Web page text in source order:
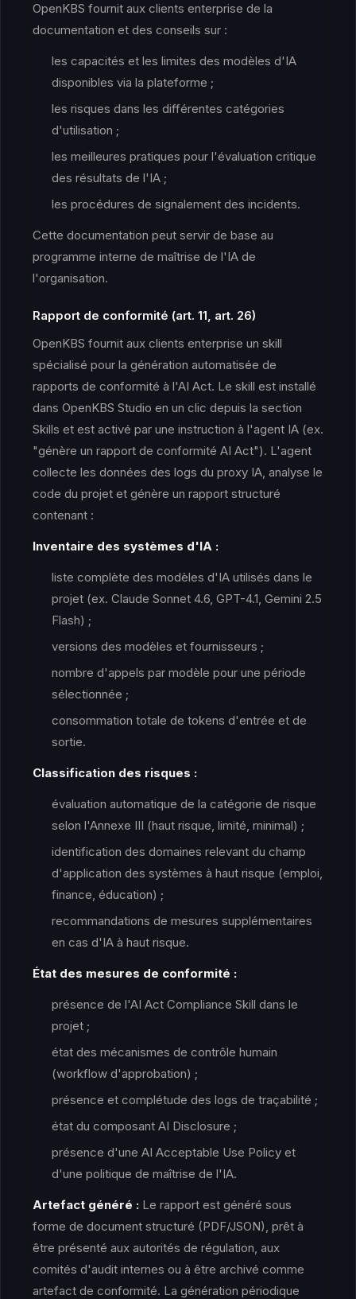
OpenKBS fournit aux clients enterprise de la
documentation et des conseils sur :
les capacités et les limites des modèles d'IA
disponibles via la plateforme ;
les risques dans les différentes catégories
d'utilisation ;
les meilleures pratiques pour l'évaluation critique
des résultats de l'IA ;
les procédures de signalement des incidents.
Cette documentation peut servir de base au
programme interne de maîtrise de l'IA de
l'organisation.
Rapport de conformité (art. 11, art. 26)
OpenKBS fournit aux clients enterprise un skill
spécialisé pour la génération automatisée de
rapports de conformité à l'AI Act. Le skill est installé
dans OpenKBS Studio en un clic depuis la section
Skills et est activé par une instruction à l'agent IA (ex.
"génère un rapport de conformité AI Act"). L'agent
collecte les données des logs du proxy IA, analyse le
code du projet et génère un rapport structuré
contenant :
Inventaire des systèmes d'IA :
liste complète des modèles d'IA utilisés dans le
projet (ex. Claude Sonnet 4.6, GPT-4.1, Gemini 2.5
Flash) ;
versions des modèles et fournisseurs ;
nombre d'appels par modèle pour une période
sélectionnée ;
consommation totale de tokens d'entrée et de
sortie.
Classification des risques :
évaluation automatique de la catégorie de risque
selon l'Annexe III (haut risque, limité, minimal) ;
identification des domaines relevant du champ
d'application des systèmes à haut risque (emploi,
finance, éducation) ;
recommandations de mesures supplémentaires
en cas d'IA à haut risque.
État des mesures de conformité :
présence de l'AI Act Compliance Skill dans le
projet ;
état des mécanismes de contrôle humain
(workflow d'approbation) ;
présence et complétude des logs de traçabilité ;
état du composant AI Disclosure ;
présence d'une AI Acceptable Use Policy et
d'une politique de maîtrise de l'IA.
Artefact généré : Le rapport est généré sous
forme de document structuré (PDF/JSON), prêt à
être présenté aux autorités de régulation, aux
comités d'audit internes ou à être archivé comme
artefact de conformité. La génération périodique